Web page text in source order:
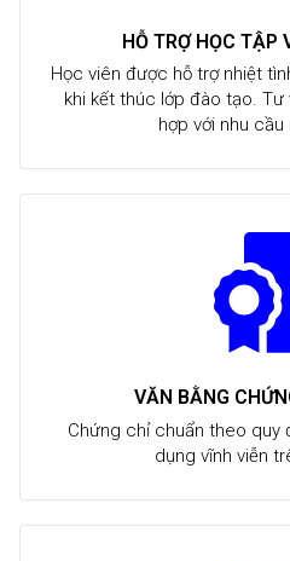
HỖ TRỢ HỌC TẬP
Học viên được hỗ trợ nhiệt
khi kết thúc lớp đào tạo.
hợp với nhu cầu
VĂN BẰNG
Chứng chỉ chuẩn theo quy
dụng vĩnh viễn